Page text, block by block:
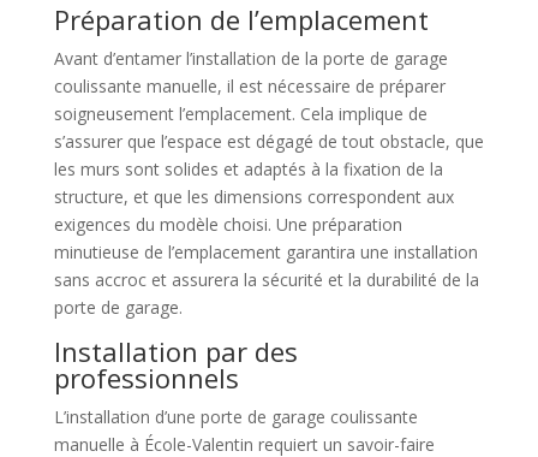
Préparation de l’emplacement
Avant d’entamer l’installation de la porte de garage
coulissante manuelle, il est nécessaire de préparer
soigneusement l’emplacement. Cela implique de
s’assurer que l’espace est dégagé de tout obstacle, que
les murs sont solides et adaptés à la fixation de la
structure, et que les dimensions correspondent aux
exigences du modèle choisi. Une préparation
minutieuse de l’emplacement garantira une installation
sans accroc et assurera la sécurité et la durabilité de la
porte de garage.
Installation par des
professionnels
L’installation d’une porte de garage coulissante
manuelle à École-Valentin requiert un savoir-faire